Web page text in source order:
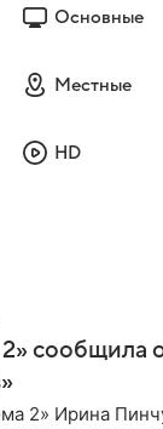
Основные
Местные
HD
сообщила
2» Ирина